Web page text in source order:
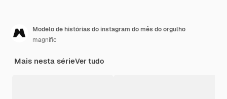
Modelo de histórias do instagram do mês do orgulho
magnific
Mais nesta sérieVer tudo